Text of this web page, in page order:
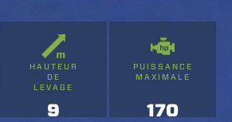
HAUTEUR
DE
LEVAGE
9
PUISSANCE
MAXIMALE
170